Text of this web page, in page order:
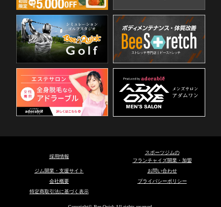
採用情報
スポーツジムの
フランチャイズ開業・加盟
ジム開業・支援サイト
お問い合わせ
会社概要
プライバシーポリシー
特定商取引法に基づく表示